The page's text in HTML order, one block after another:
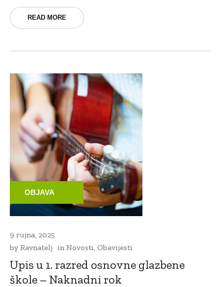
READ MORE
OBJAVA
9 rujna, 2025
by Ravnatelj in Novosti Obavijesti
Upis u 1. razred osnovne glazbene
škole – Naknadni rok